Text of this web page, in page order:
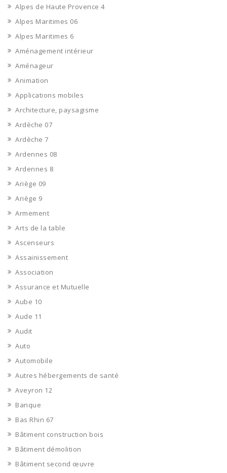
Alpes de Haute Provence 4
Alpes Maritimes 06
Alpes Maritimes 6
Aménagement intérieur
Aménageur
Animation
Applications mobiles
Architecture, paysagisme
Ardèche 07
Ardèche 7
Ardennes 08
Ardennes 8
Ariège 09
Ariège 9
Armement
Arts de la table
Ascenseurs
Assainissement
Association
Assurance et Mutuelle
Aube 10
Aude 11
Audit
Auto
Automobile
Autres hébergements de santé
Aveyron 12
Banque
Bas Rhin 67
Bâtiment construction bois
Bâtiment démolition
Bâtiment second œuvre